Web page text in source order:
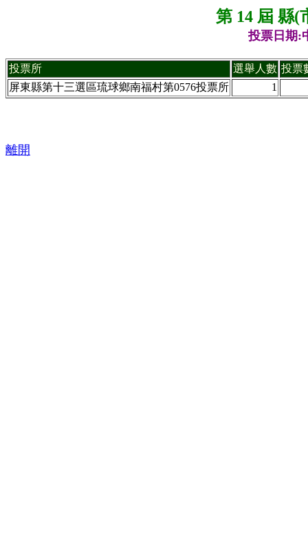
第 14 屆 縣(
投票日期:
投票所 選舉人數 投票
屏東縣第十三選區琉球鄉南福村第0576投票所
1
離開